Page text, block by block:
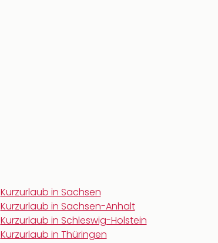
Kurzurlaub in Sachsen
Kurzurlaub in Sachsen-Anhalt
Kurzurlaub in Schleswig-Holstein
Kurzurlaub in Thüringen